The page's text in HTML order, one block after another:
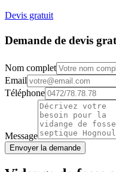
Devis gratuit
Demande de devis
Nom complet
Email
Téléphone
Message
Envoyer la demande